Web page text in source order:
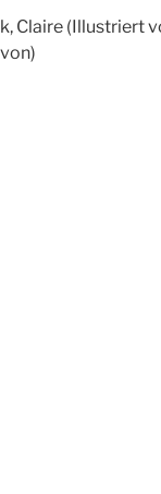
Claire (Illustriert